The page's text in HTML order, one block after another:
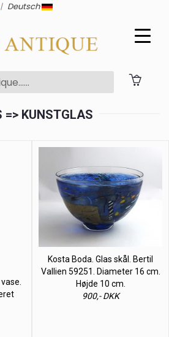
| Deutsch
=> KUNSTGLAS
Kosta Boda. Glas skål. Bertil
Vallien 59251. Diameter 16 cm.
Højde 10 cm.
900,- DKK